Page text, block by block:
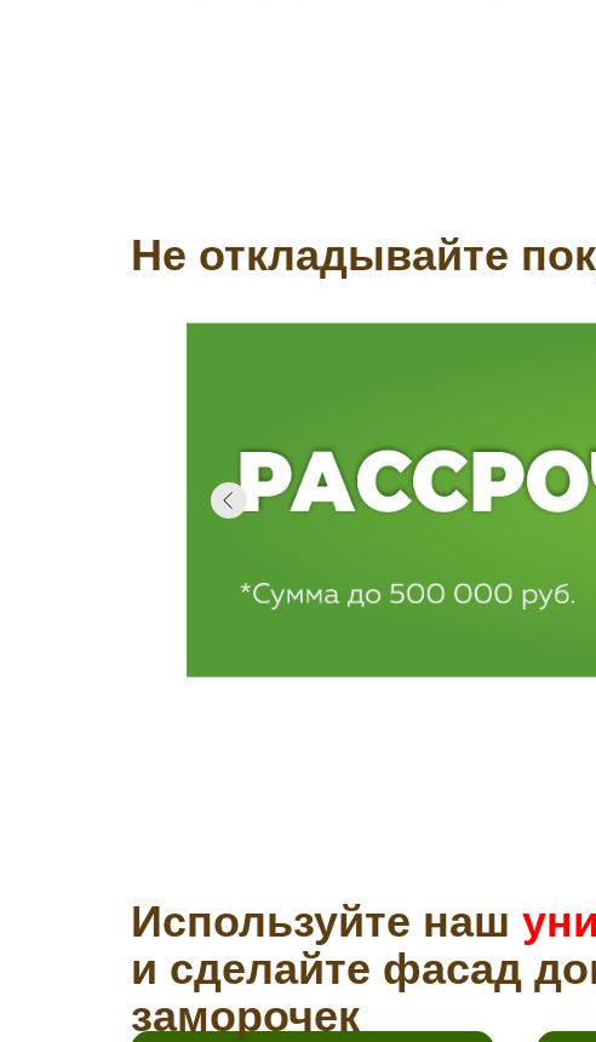
Не откладывайте
Используйте наш
и сделайте фасад
заморочек